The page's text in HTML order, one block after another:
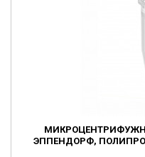
ЭППЕНДОРФ,